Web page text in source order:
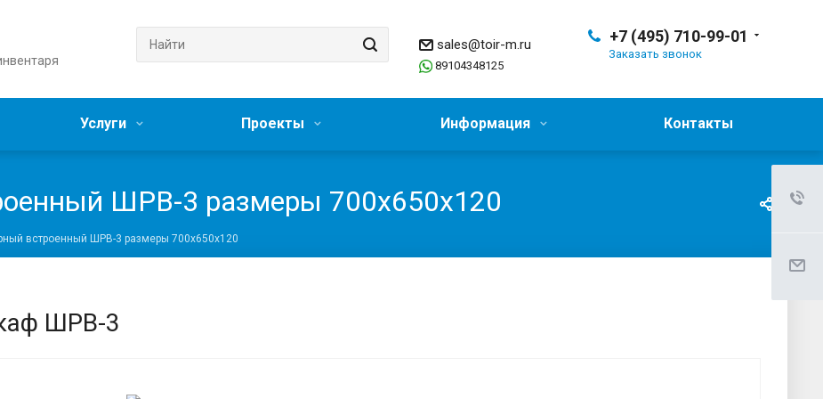
+7 (495) 710-99-01
Заказать звонок
sales@toir-m.ru
89104348125
Услуги Проекты Информация Контакты
ШРВ-3 размеры 700х650х120
встроенный ШРВ-3 размеры 700х650х120
ШРВ-3